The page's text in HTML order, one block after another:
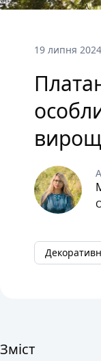
19 липня 2024
Зміст